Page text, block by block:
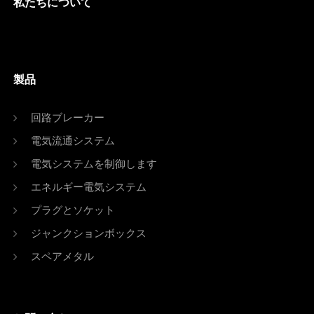
製品
回路ブレーカー
電気流通システム
電気システムを制御します
エネルギー電気システム
プラグとソケット
ジャンクションボックス
スペアメタル